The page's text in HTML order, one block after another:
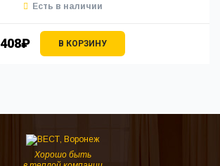
408₽ В КОРЗИНУ
Есть в наличии
Хорошо быть